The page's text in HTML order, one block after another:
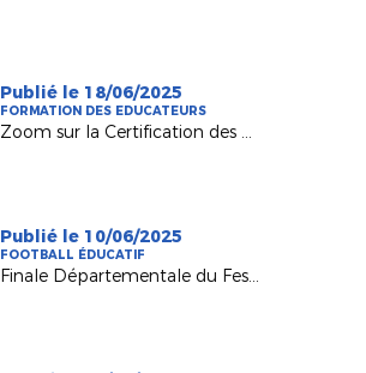
Publié le 18/06/2025
FORMATION DES EDUCATEURS
Zoom sur la Certification des CFF
Publié le 10/06/2025
FOOTBALL ÉDUCATIF
Finale Départementale du Festival Foot U13 PITCH 2025